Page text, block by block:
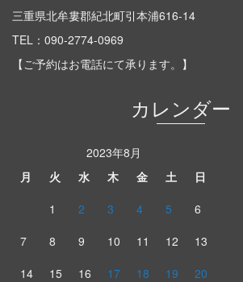
三重県北牟婁郡紀北町引本浦616-14
TEL： 090-2774-0969
【ご予約はお電話にて承ります。】
カレンダー
2023年8月
月
火 水 木 金 土
日
1
2 3 4 5
6
7
8 9 10 11 12
13
14
15 16 17 18 19
20